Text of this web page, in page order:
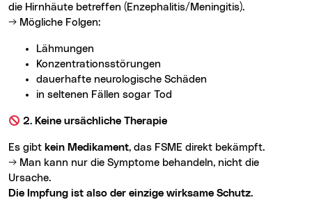
die Hirnhäute betreffen (Enzephalitis/Meningitis).
→ Mögliche Folgen:
Lähmungen
Konzentrationsstörungen
dauerhafte neurologische Schäden
in seltenen Fällen sogar Tod
2. Keine ursächliche Therapie
Es gibt kein Medikament, das FSME direkt bekämpft.
→ Man kann nur die Symptome behandeln, nicht die
Ursache.
Die Impfung ist also der einzige wirksame Schutz.